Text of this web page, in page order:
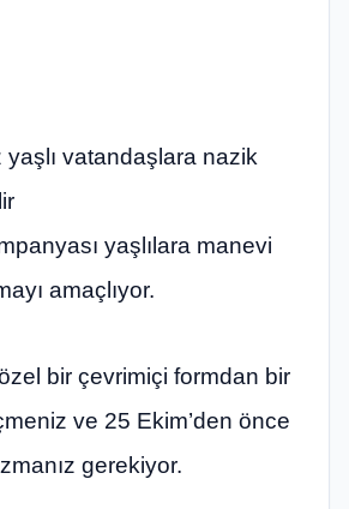
yaşlı vatandaşlara nazik
yaşlılara manevi
amaçlıyor.
bir çevrimiçi formdan bir
ve 25 Ekim’den önce
gerekiyor.